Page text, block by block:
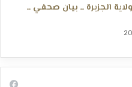
الجزيرة ــ بيان صحفي ــ